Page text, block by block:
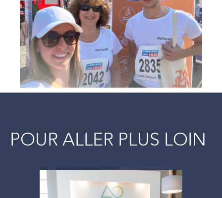
POUR ALLER PLUS LOIN